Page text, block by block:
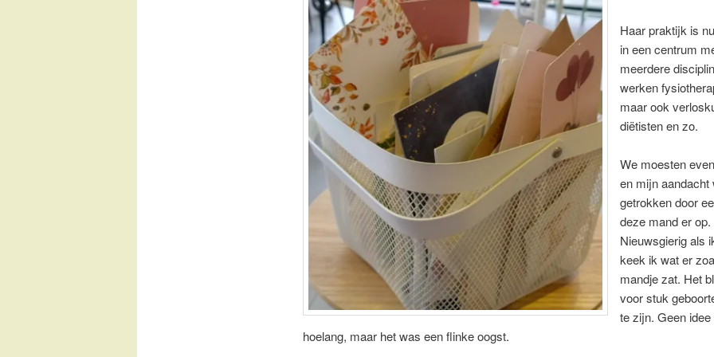
Haar praktijk is
in een centrum
meerdere
werken
maar ook
diëtisten en zo.
We moesten
en mijn aandacht
getrokken door
deze mand er op.
Nieuwsgierig als
keek ik wat er
mandje zat. Het
voor stuk
te zijn. Geen
hoelang, maar het was een flinke oogst.